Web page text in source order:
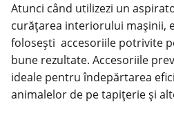
Atunci când utilizezi un
curățarea interiorului mașinii,
folosești accesoriile potrivite
bune rezultate. Accesoriile
ideale pentru îndepărtarea
animalelor de pe tapițerie și